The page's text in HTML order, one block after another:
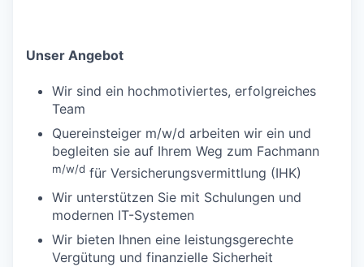
Unser Angebot
Wir sind ein hochmotiviertes, erfolgreiches
Team
Quereinsteiger m/w/d arbeiten wir ein und
begleiten sie auf Ihrem Weg zum Fachmann
m/w/d für Versicherungsvermittlung (IHK)
Wir unterstützen Sie mit Schulungen und
modernen IT-Systemen
Wir bieten Ihnen eine leistungsgerechte
Vergütung und finanzielle Sicherheit